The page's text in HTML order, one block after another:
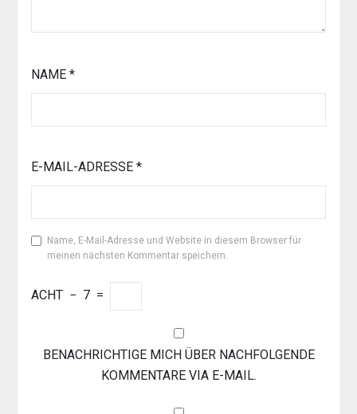
NAME *
E-MAIL-ADRESSE *
Name, E-Mail-Adresse und Website in diesem Browser für
meinen nächsten Kommentar speichern.
ACHT − 7 =
BENACHRICHTIGE MICH ÜBER NACHFOLGENDE
KOMMENTARE VIA E-MAIL.